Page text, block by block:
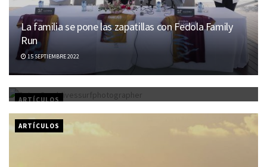
La familia se pone las zapatillas con Fedola Family
Run
15 SEPTIEMBRE 2022
ARTÍCULOS
Lucía Martiño trae al Bitácora un ‘surf camp’ solo
para ellas
ARTÍCULOS